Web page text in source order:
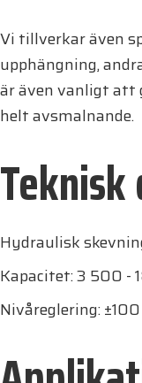
Vi tillverkar även
upphängning,
är även vanligt att
helt avsmalnande.
Hydraulisk
Kapacitet: 3 500 -
Nivåreglering: